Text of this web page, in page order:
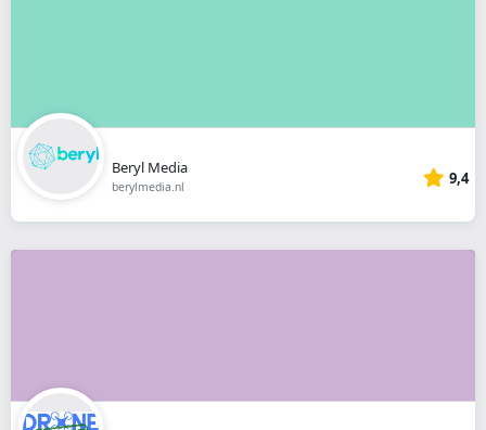
Beryl Media
berylmedia.nl 9,4